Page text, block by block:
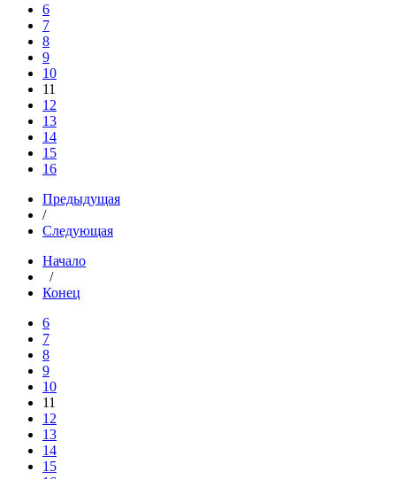
6
7
8
9
10
11
12
13
14
15
16
Предыдущая
/
Следующая
Начало
/
Конец
6
7
8
9
10
11
12
13
14
15